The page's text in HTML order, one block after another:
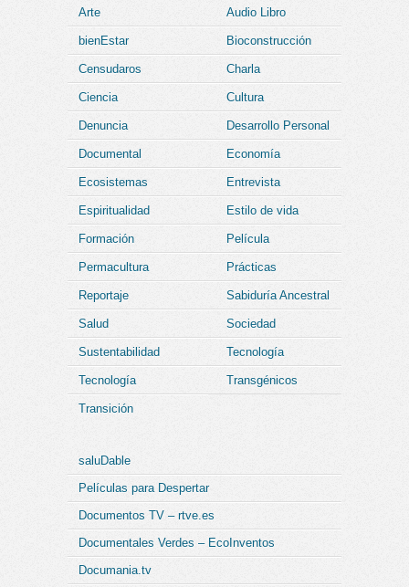
Arte Audio Libro
bienEstar Bioconstrucción
Censudaros Charla
Ciencia Cultura
Denuncia Desarrollo Personal
Documental Economía
Ecosistemas Entrevista
Espiritualidad Estilo de vida
Formación Película
Permacultura Prácticas
Reportaje Sabiduría Ancestral
Salud Sociedad
Sustentabilidad Tecnología
Tecnología Transgénicos
Transición
saluDable
Películas para Despertar
Documentos TV – rtve.es
Documentales Verdes – EcoInventos
Documania.tv